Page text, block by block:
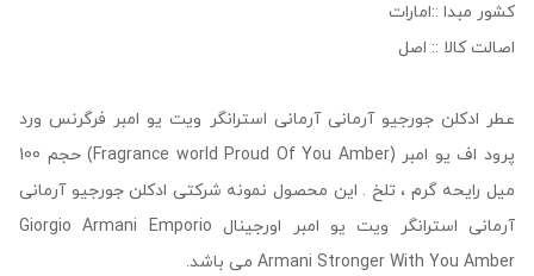
کشور مبدا ::امارات
اصالت کالا :: اصل
عطر ادکلن جورجیو آرمانی آرمانی استرانگر ویت یو امبر فرگرنس ورد
پرود اف یو امبر (Fragrance world Proud Of You Amber) حجم 100
میل رایحه گرم ، تلخ . این محصول نمونه شرکتی ادکلن جورجیو آرمانی
آرمانی استرانگر ویت یو امبر اورجینال Giorgio Armani Emporio
Armani Stronger With You Amber می باشد.